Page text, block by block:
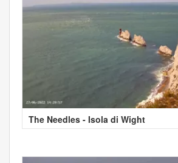
The Needles - Isola di Wight